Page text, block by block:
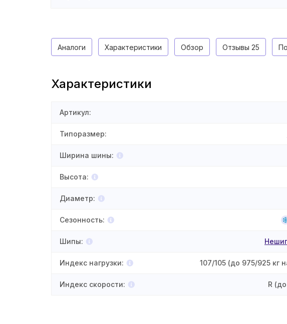
Аналоги Характеристики Обзор Отзывы 25
Характеристики
Артикул:
Типоразмер:
Ширина шины:
Высота:
Диаметр:
Сезонность:
Шипы:
Индекс нагрузки: 107/105 (до 975/925 кг
Индекс скорости: R